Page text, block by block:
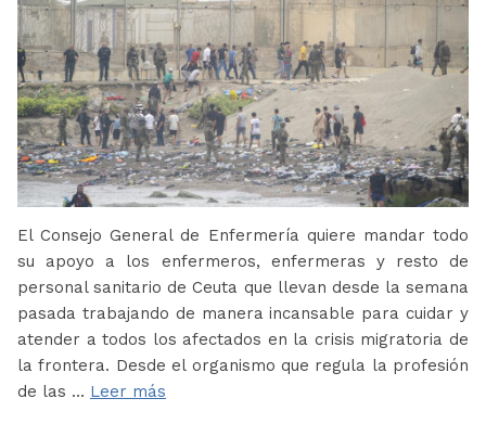
El Consejo General de Enfermería quiere mandar todo
su apoyo a los enfermeros, enfermeras y resto de
personal sanitario de Ceuta que llevan desde la semana
pasada trabajando de manera incansable para cuidar y
atender a todos los afectados en la crisis migratoria de
la frontera. Desde el organismo que regula la profesión
de las … Leer más